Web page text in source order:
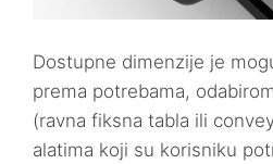
Dostupne dimenzije je
prema potrebama,
(ravna fiksna tabla ili
alatima koji su korisniku